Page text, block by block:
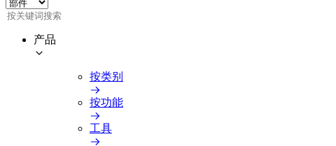
产品
按类别
按功能
工具